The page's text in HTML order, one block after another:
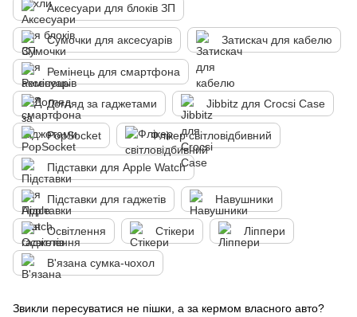
Аксесуари для блоків ЗП
Сумочки для аксесуарів Затискач для кабелю
Ремінець для смартфона
Догляд за гаджетами Jibbitz для Crocsі Case
PopSocket Флікер світловідбивний
Підставки для Apple Watch
Підставки для гаджетів Навушники
Освітлення Стікери Ліппери
В'язана сумка-чохол
Звикли пересуватися не пішки, а за кермом власного авто?